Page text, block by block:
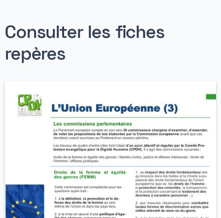
Consulter les fiches
repères